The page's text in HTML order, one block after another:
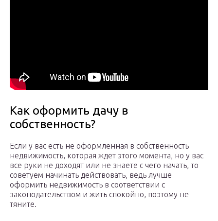
Как оформить дачу в
собственность?
Если у вас есть не оформленная в собственность
недвижимость, которая ждет этого момента, но у вас
все руки не доходят или не знаете с чего начать, то
советуем начинать действовать, ведь лучше
оформить недвижимость в соответствии с
законодательством и жить спокойно, поэтому не
тяните.